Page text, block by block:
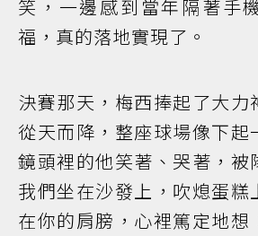
笑，一邊感到當年隔著手
福，真的落地實現了。
決賽那天，梅西捧起了大力
從天而降，整座球場像下起
鏡頭裡的他笑著、哭著，被
我們坐在沙發上，吹熄蛋糕
在你的肩膀，心裡篤定地想